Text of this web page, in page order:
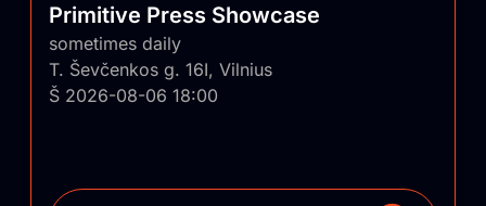
Primitive Press Showcase
sometimes daily
T. Ševčenkos g. 16I, Vilnius
Š 2026-08-06 18:00